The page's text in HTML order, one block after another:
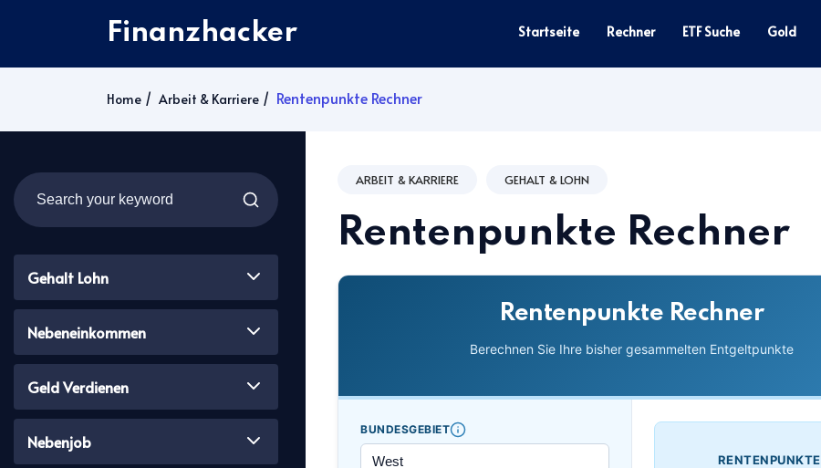
Finanzhacker Startseite Rechner ETF Suche Gold
Home Arbeit & Karriere Rentenpunkte Rechner
Gehalt Lohn
Nebeneinkommen
Geld Verdienen
Nebenjob
ARBEIT & KARRIERE GEHALT & LOHN
Rentenpunkte Rechner
Rentenpunkte Rechner
Berechnen Sie Ihre bisher gesammelten Entgeltpunkte
BUNDESGEBIET
RENTENPUNKTE